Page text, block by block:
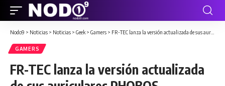
Nodo9 > Noticias > Noticias > Geek > Gamers > FR-TEC lanza la versión actualizada de sus auriculares PHOBOS WARRIOR de venta exclusiva en Media Markt
GAMERS
FR-TEC lanza la versión actualizada